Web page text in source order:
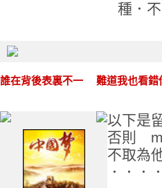
種．
誰在背後表裏不一 難道我也看錯
以下是
否則
不取為
．．．